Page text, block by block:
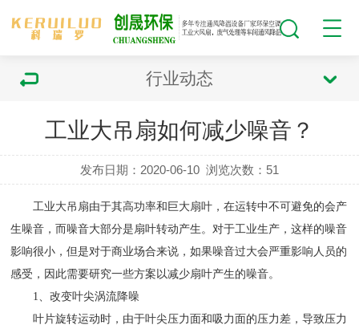
行业动态
工业大吊扇如何减少噪音？
发布日期：2020-06-10 浏览次数： 51
工业大吊扇由于其高功率和巨大扇叶，在运转中不可避免的会产
生噪音，而噪音大部分是扇叶转动产生。对于工业生产，这样的噪音
影响很小，但是对于商业场合来说，如果噪音过大会严重影响人员的
感受，因此需要研究一些方案以减少扇叶产生的噪音。
1、改变叶尖涡流降噪
叶片旋转运动时，由于叶尖压力面和吸力面的压力差，导致压力